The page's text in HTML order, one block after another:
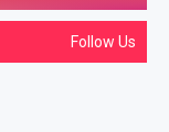
Follow Us